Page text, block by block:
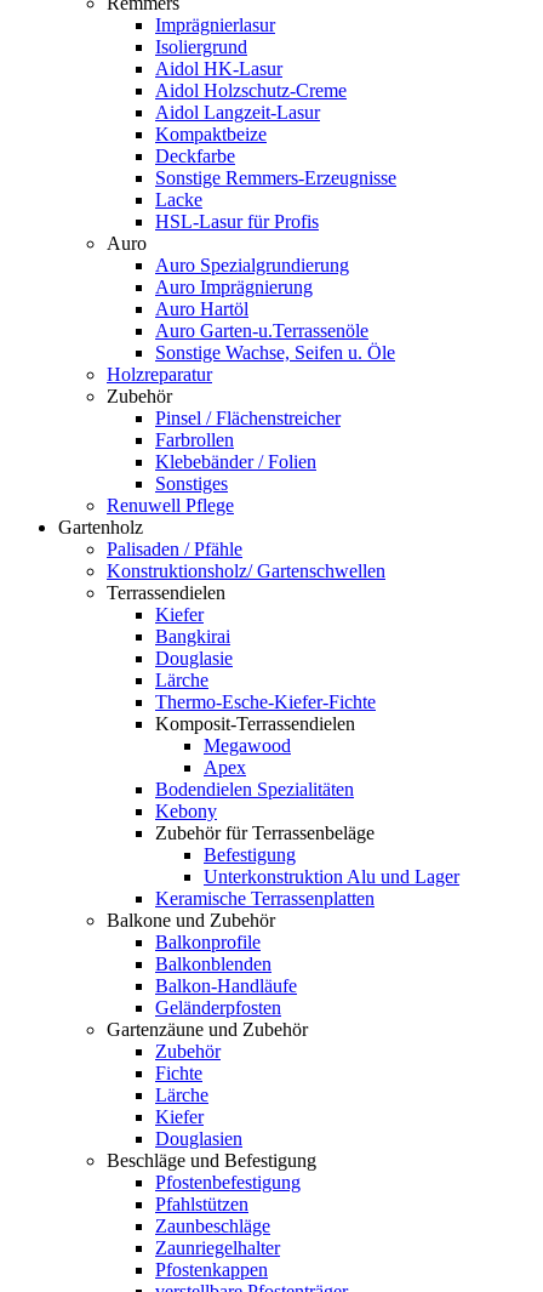
Imprägnierlasur
Isoliergrund
Aidol HK-Lasur
Aidol Holzschutz-Creme
Aidol Langzeit-Lasur
Kompaktbeize
Deckfarbe
Sonstige Remmers-Erzeugnisse
Lacke
HSL-Lasur für Profis
Auro
Auro Spezialgrundierung
Auro Imprägnierung
Auro Hartöl
Auro Garten-u.Terrassenöle
Sonstige Wachse, Seifen u. Öle
Holzreparatur
Zubehör
Pinsel / Flächenstreicher
Farbrollen
Klebebänder / Folien
Sonstiges
Renuwell Pflege
Gartenholz
Palisaden / Pfähle
Konstruktionsholz/ Gartenschwellen
Terrassendielen
Kiefer
Bangkirai
Douglasie
Lärche
Thermo-Esche-Kiefer-Fichte
Komposit-Terrassendielen
Megawood
Apex
Bodendielen Spezialitäten
Kebony
Zubehör für Terrassenbeläge
Befestigung
Unterkonstruktion Alu und Lager
Keramische Terrassenplatten
Balkone und Zubehör
Balkonprofile
Balkonblenden
Balkon-Handläufe
Geländerpfosten
Gartenzäune und Zubehör
Zubehör
Fichte
Lärche
Kiefer
Douglasien
Beschläge und Befestigung
Pfostenbefestigung
Pfahlstützen
Zaunbeschläge
Zaunriegelhalter
Pfostenkappen